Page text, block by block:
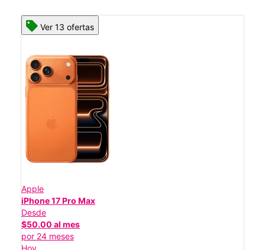
Ver 13 ofertas
Apple
iPhone 17 Pro Max
Desde
$50.00 al mes
por 24 meses
Hoy